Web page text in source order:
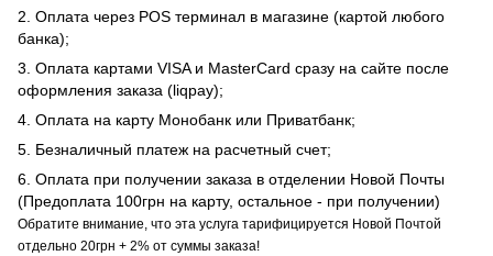
2. Оплата через POS терминал в магазине (картой любого
банка);
3. Оплата картами VISA и MasterCard сразу на сайте после
оформления заказа (liqpay);
4. Оплата на карту Монобанк или Приватбанк;
5. Безналичный платеж на расчетный счет;
6. Оплата при получении заказа в отделении Новой Почты
(Предоплата 100грн на карту, остальное - при получении)
Обратите внимание, что эта услуга тарифицируется Новой Почтой
отдельно 20грн + 2% от суммы заказа!